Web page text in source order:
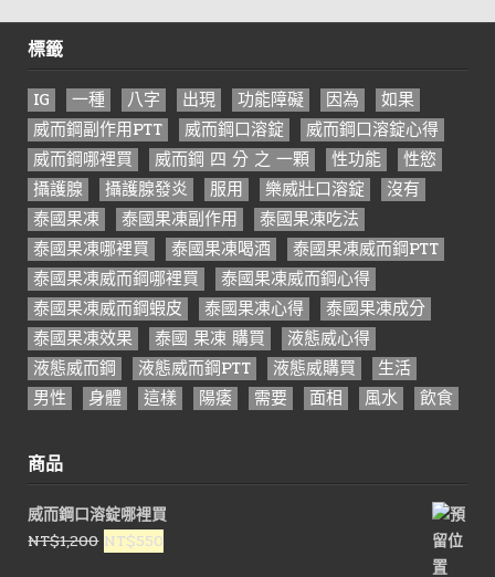
標籤
IG 一種 八字 出現 功能障礙 因為
如果
威而鋼副作用PTT
威而鋼口溶錠
威而鋼口溶錠心得
威而鋼哪裡買
威而鋼 四 分 之 一顆 性功能
性慾
攝護腺
攝護腺發炎 服用 樂威壯口溶錠
沒有
泰國果凍
泰國果凍副作用
泰國果凍吃法
泰國果凍哪裡買
泰國果凍喝酒
泰國果凍威而鋼PTT
泰國果凍威而鋼哪裡買
泰國果凍威而鋼心得
泰國果凍威而鋼蝦皮
泰國果凍心得
泰國果凍成分
泰國果凍效果
泰國 果凍 購買
液態威心得
液態威而鋼
液態威而鋼PTT 液態威購買
生活
男性
身體 這樣 陽痿 需要 面相 風水 飲食
商品
威而鋼口溶錠哪裡買
NT$1,200 原
NT$550